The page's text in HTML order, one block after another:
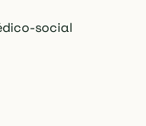
social